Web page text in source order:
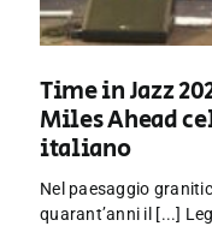
Time in Jazz
Miles Ahead
italiano
Nel paesaggio
quarant’anni il [...]